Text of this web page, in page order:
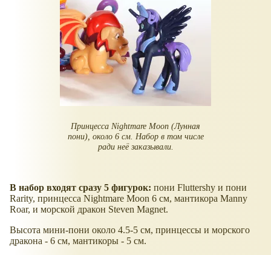
Принцесса Nightmare Moon (Лунная
пони), около 6 см. Набор в том числе
ради неё заказывали.
В набор входят сразу 5 фигурок: пони Fluttershy и пони
Rarity, принцесса Nightmare Moon 6 см, мантикора Manny
Roar, и морской дракон Steven Magnet.
Высота мини-пони около 4.5-5 см, принцессы и морского
дракона - 6 см, мантикоры - 5 см.